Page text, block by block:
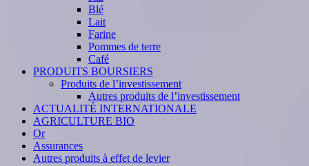
Blé
Lait
Farine
Pommes de terre
Café
PRODUITS BOURSIERS
Produits de l’investissement
Autres produits de l’investissement
ACTUALITÉ INTERNATIONALE
AGRICULTURE BIO
Or
Assurances
Autres produits à effet de levier